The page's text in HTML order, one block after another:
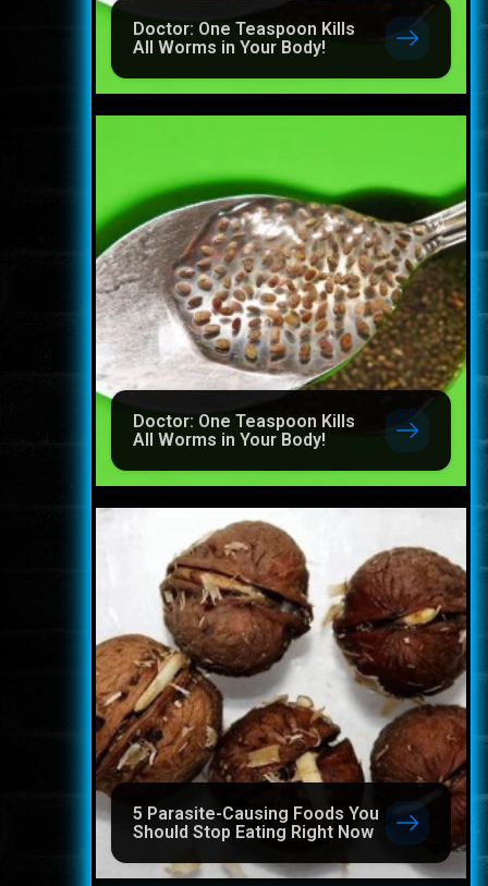
Doctor: One Teaspoon Kills
All Worms in Your Body!
Doctor: One Teaspoon Kills
All Worms in Your Body!
5 Parasite-Causing Foods You
Should Stop Eating Right Now